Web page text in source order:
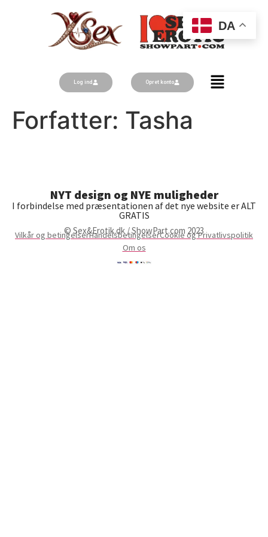
Log ind Opret konto
Forfatter: Tasha
NYT design og NYE muligheder
I forbindelse med præsentationen af det nye website er ALT
GRATIS
© Sex&Erotik.dk / ShowPart.com 2023
Vilkår og betingelserHandelsbetingelserCookie og Privatlivspolitik
Om os
DA